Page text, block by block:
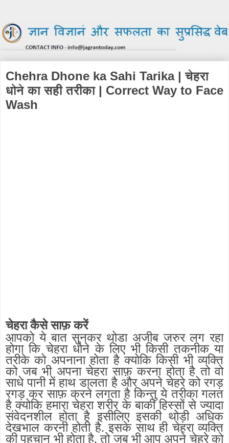
Chehra Dhone ka Sahi Tarika | चेहरा
धोने का सही तरीका | Correct Way to Face
Wash
चेहरा कैसे साफ़ करें
आपको ये बात सुनकर थोडा अजीब जरुर लग रहा
होगा कि चेहरा धोने के लिए भी किसी तकनीक या
तरीके को अपनाना होता है क्योकि किसी भी व्यक्ति
को जब भी अपना चेहरा साफ़ करना होता है तो वो
साधे पानी में हाथ डालता है और अपने चेहरे को रगड़
रगड़ कर साफ़ करने लगता है किन्तु ये तरीका गलत
है क्योकि हमारा चेहरा शरीर के बाकी हिस्सों से ज्यादा
संवेदनशील होता है इसीलिए इसकी थोड़ी अधिक
देखभाल करनी होती है. इसके साथ ही चेहरा व्यक्ति
की पहचान भी होता है. तो जब भी आप अपने चेहरे को